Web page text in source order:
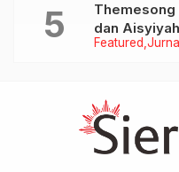
Featured
Themesong
dan